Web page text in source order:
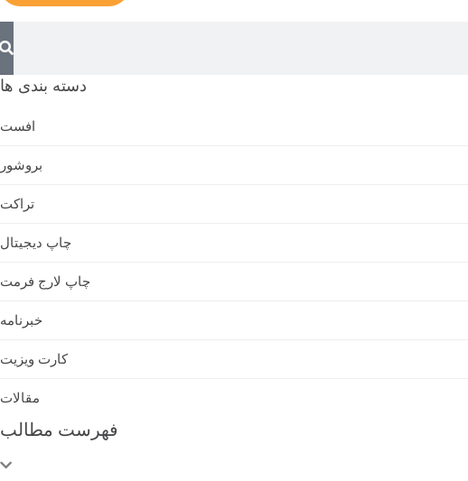
دسته بندی ها
افست
بروشور
تراکت
چاپ دیجیتال
چاپ لارج فرمت
خبرنامه
کارت ویزیت
مقالات
فهرست مطالب